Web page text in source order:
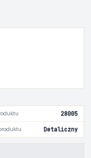
28005
Detaliczny